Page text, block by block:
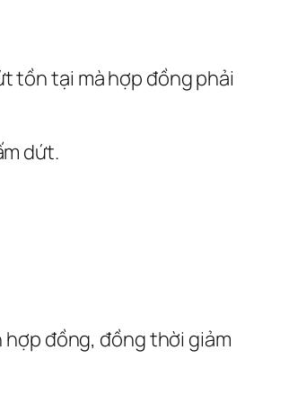
tồn tại mà hợp đồng phải
dứt.
hợp đồng, đồng thời giảm